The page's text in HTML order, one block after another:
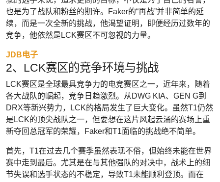
也是为了战队和粉丝的期许。Faker的“再战”并非简单的延
续，而是一次全新的挑战，他渴望证明，即便经历过数年的
竞争，他依然是LCK赛区不可忽视的力量。
JDB电子
2、LCK赛区的竞争环境与挑战
LCK赛区是全球最具竞争力的电竞赛区之一，近年来，随着
各大战队的崛起，竞争日趋激烈。从DWG KIA、GEN G到
DRX等新兴势力，LCK的格局发生了巨大变化。虽然T1仍然
是LCK的顶尖战队之一，但要想在这片风起云涌的赛场上重
新夺回总冠军的荣耀，Faker和T1面临的挑战绝不简单。
首先，T1在过去几个赛季虽然表现不俗，但始终未能在世界
赛中走到最后。尤其是在与其他强队的对决中，战术上的细
节失误和选手状态的不稳定，导致T1未能顺利登顶。而在